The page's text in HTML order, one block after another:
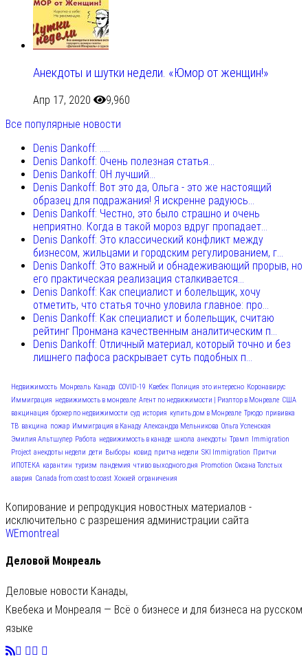
Анекдоты и шутки недели. «Юмор от женщин!»
Апр 17, 2020
9,960
Все популярные новости
Denis Dankoff: .....
Denis Dankoff: Очень полезная статья...
Denis Dankoff: ОН лучший...
Denis Dankoff: Вот это да, Ольга - это же настоящий
образец для подражания! Я искренне радуюсь...
Denis Dankoff: Честно, это было страшно и очень
неприятно. Когда в такой мороз вдруг пропадает...
Denis Dankoff: Это классический конфликт между
бизнесом, жильцами и городским регулированием, г...
Denis Dankoff: Это важный и обнадеживающий прорыв, но
его практическая реализация сталкивается...
Denis Dankoff: Как специалист и болельщик, хочу
отметить, что статья точно уловила главное: про...
Denis Dankoff: Как специалист и болельщик, считаю
рейтинг Пронмана качественным аналитическим п...
Denis Dankoff: Отличный материал, который точно и без
лишнего пафоса раскрывает суть подобных п...
Недвижимость Монреаль Канада COVID-19 Квебек Полиция это интересно Коронавирус
Иммиграция недвижимость в монреале Агент по недвижимости | Риэлтор в Монреале США
вакцинация брокер по недвижимости суд история купить дом в Монреале Трюдо прививка
ТВ вакцина пожар Иммиграция в Канаду Александра Мельникова Ольга Успенская
Эмилия Альтшулер Работа недвижимость в канаде школа анекдоты Трамп Immigration
Project анекдоты недели дети Выборы ковид притча недели SKI Immigration Притчи
ИПОТЕКА карантин туризм пандемия чтиво выходного дня Promotion Оксана Толстых
авария Canada from coast to coast Хоккей ограничения
Копирование и репродукция новостных материалов -
исключительно с разрешения администрации сайта
WEmontreal
Деловой Монреаль
Деловые новости Канады,
Квебека и Монреаля — Всё о бизнесе и для бизнеса на русском
языке